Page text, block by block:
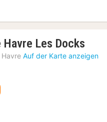
Les Docks
Nacht
Havre Auf der Karte anzeigen